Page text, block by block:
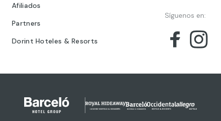
Afiliados
Partners
Dorint Hoteles & Resorts
Síguenos en: